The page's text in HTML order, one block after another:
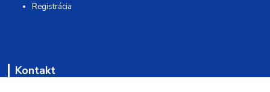
Registrácia
Kontakt